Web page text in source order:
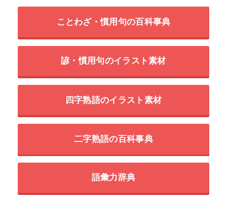
ことわざ・慣用句の百科事典
諺・慣用句のイラスト素材
四字熟語のイラスト素材
二字熟語の百科事典
語彙力辞典